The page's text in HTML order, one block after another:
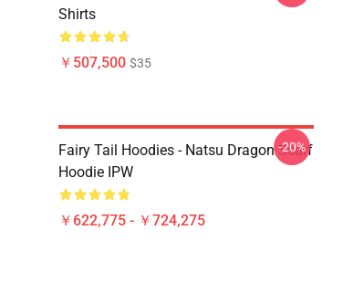
Shirts
￥507,500 $35
Fairy Tail Hoodies - Natsu Dragon Scarf
Hoodie IPW
￥622,775 - ￥724,275
-20%